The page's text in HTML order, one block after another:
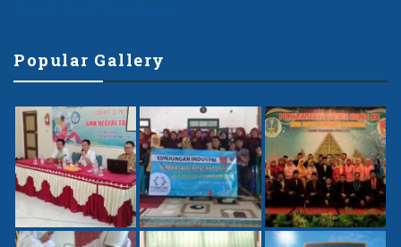
Popular Gallery